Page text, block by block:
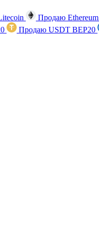
Продаю Ethereum
Продаю USDT BEP20